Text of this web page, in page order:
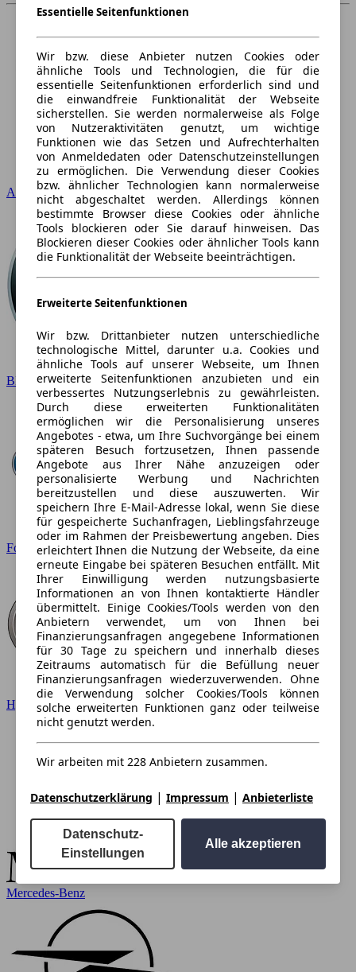
Essentielle Seitenfunktionen
Wir bzw. diese Anbieter nutzen Cookies oder
ähnliche Tools und Technologien, die für die
essentielle Seitenfunktionen erforderlich sind und
die einwandfreie Funktionalität der Webseite
sicherstellen. Sie werden normalerweise als Folge
von Nutzeraktivitäten genutzt, um wichtige
Funktionen wie das Setzen und Aufrechterhalten
von Anmeldedaten oder Datenschutzeinstellungen
zu ermöglichen. Die Verwendung dieser Cookies
bzw. ähnlicher Technologien kann normalerweise
nicht abgeschaltet werden. Allerdings können
bestimmte Browser diese Cookies oder ähnliche
Tools blockieren oder Sie darauf hinweisen. Das
Blockieren dieser Cookies oder ähnlicher Tools kann
die Funktionalität der Webseite beeinträchtigen.
Erweiterte Seitenfunktionen
Wir bzw. Drittanbieter nutzen unterschiedliche
technologische Mittel, darunter u.a. Cookies und
ähnliche Tools auf unserer Webseite, um Ihnen
erweiterte Seitenfunktionen anzubieten und ein
verbessertes Nutzungserlebnis zu gewährleisten.
Durch diese erweiterten Funktionalitäten
ermöglichen wir die Personalisierung unseres
Angebotes - etwa, um Ihre Suchvorgänge bei einem
späteren Besuch fortzusetzen, Ihnen passende
Angebote aus Ihrer Nähe anzuzeigen oder
personalisierte Werbung und Nachrichten
bereitzustellen und diese auszuwerten. Wir
speichern Ihre E-Mail-Adresse lokal, wenn Sie diese
für gespeicherte Suchanfragen, Lieblingsfahrzeuge
oder im Rahmen der Preisbewertung angeben. Dies
erleichtert Ihnen die Nutzung der Webseite, da eine
erneute Eingabe bei späteren Besuchen entfällt. Mit
Ihrer Einwilligung werden nutzungsbasierte
Informationen an von Ihnen kontaktierte Händler
übermittelt. Einige Cookies/Tools werden von den
Anbietern verwendet, um von Ihnen bei
Finanzierungsanfragen angegebene Informationen
für 30 Tage zu speichern und innerhalb dieses
Zeitraums automatisch für die Befüllung neuer
Finanzierungsanfragen wiederzuverwenden. Ohne
die Verwendung solcher Cookies/Tools können
solche erweiterten Funktionen ganz oder teilweise
nicht genutzt werden.
Wir arbeiten mit 228 Anbietern zusammen.
Datenschutzerklärung | Impressum | Anbieterliste
Datenschutz-
Einstellungen
Alle akzeptieren
Audi
BMW
Ford
Hyundai
Mercedes-Benz